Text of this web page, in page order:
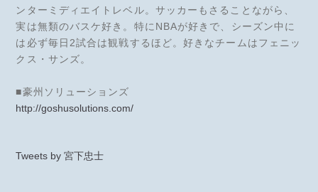
ンターミディエイトレベル。サッカーもさることながら、
実は無類のバスケ好き。特にNBAが好きで、シーズン中に
は必ず毎日2試合は観戦するほど。好きなチームはフェニッ
クス・サンズ。
■豪州ソリューションズ
http://goshusolutions.com/
Tweets by 宮下忠士